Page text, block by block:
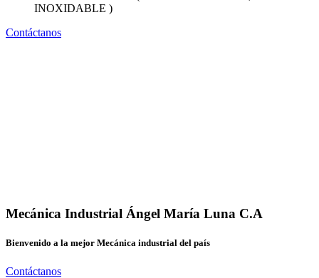
INOXIDABLE )
Contáctanos
Mecánica Industrial Ángel María Luna C.A
Bienvenido a la mejor Mecánica industrial del país
Contáctanos